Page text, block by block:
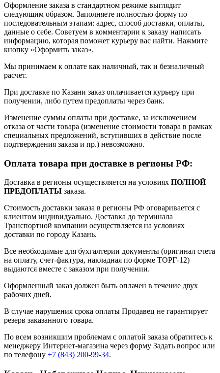
Оформление заказа в стандартном режиме выглядит
следующим образом. Заполняете полностью форму по
последовательным этапам: адрес, способ доставки, оплаты,
данные о себе. Советуем в комментарии к заказу написать
информацию, которая поможет курьеру вас найти. Нажмите
кнопку «Оформить заказ».
Мы принимаем к оплате как наличный, так и безналичный
расчет.
При доставке по Казани заказ оплачивается курьеру при
получении, либо путем предоплаты через банк.
Изменение суммы оплаты при доставке, за исключением
отказа от части товара (изменение стоимости товара в рамках
специальных предложений, вступивших в действие после
подтверждения заказа и пр.) невозможно.
Оплата товара при доставке в регионы РФ:
Доставка в регионы осуществляется на условиях ПОЛНОЙ
ПРЕДОПЛАТЫ заказа.
Стоимость доставки заказа в регионы РФ оговаривается с
клиентом индивидуально. Доставка до терминала
Транспортной компании осуществляется на условиях
доставки по городу Казань.
Все необходимые для бухгалтерии документы (оригинал счета
на оплату, счет-фактура, накладная по форме ТОРГ-12)
выдаются вместе с заказом при получении.
Оформленный заказ должен быть оплачен в течение двух
рабочих дней.
В случае нарушения срока оплаты Продавец не гарантирует
резерв заказанного товара.
По всем возникшим проблемам с оплатой заказа обратитесь к
менеджеру Интернет-магазина через форму Задать вопрос или
по телефону +7 (843) 200-99-34.